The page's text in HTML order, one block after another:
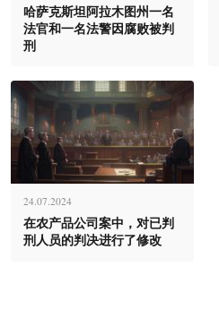
哈萨克斯坦阿拉木图州一名
法官和一名法警因腐败被判
刑
24.07.2024
在农产品公司案中，对已判
刑人员的判决进行了修改